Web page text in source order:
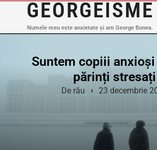
GEORGEISME
Numele meu este anxietate și am George Bonea.
Suntem copiii
părinți stresați
De rău 23 decembrie